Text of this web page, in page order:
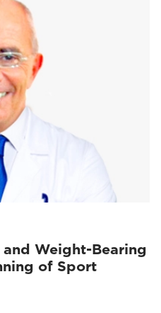
Weight-Bearing
of Sport